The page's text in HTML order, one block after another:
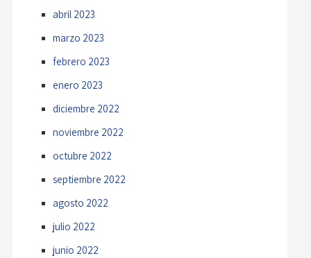
abril 2023
marzo 2023
febrero 2023
enero 2023
diciembre 2022
noviembre 2022
octubre 2022
septiembre 2022
agosto 2022
julio 2022
junio 2022